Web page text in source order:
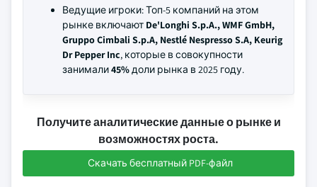
Ведущие игроки: Топ-5 компаний на этом
рынке включают De'Longhi S.p.A., WMF GmbH,
Gruppo Cimbali S.p.A, Nestlé Nespresso S.A, Keurig
Dr Pepper Inc, которые в совокупности
занимали45%доли рынка в 2025 году.
Получите аналитические данные о рынке и
возможностях роста.
Скачать бесплатный PDF-файл